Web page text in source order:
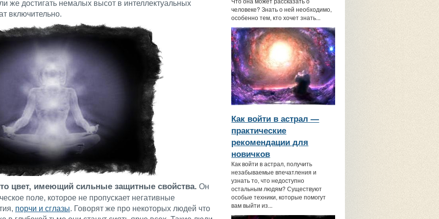
же достигать немалых высот в интеллектуальных
включительно.
цвет, имеющий сильные защитные свойства. Он
поле, которое не пропускает негативные
порчи и сглазы. Говорят же про некоторых людей что
человеке? Знать о ней необходимо,
особенно тем, кто хочет знать...
Как войти в астрал —
практические
рекомендации для
новичков
Как войти в астрал, получить
незабываемые впечатления и
узнать то, что недоступно
остальным людям? Существуют
особые техники, которые помогут
вам выйти из...